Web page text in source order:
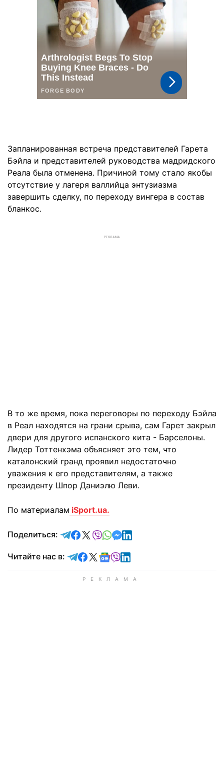
Запланированная встреча представителей Гарета
Бэйла и представителей руководства мадридского
Реала была отменена. Причиной тому стало якобы
отсутствие у лагеря валлийца энтузиазма
завершить сделку, по переходу вингера в состав
бланкос.
РЕКЛАМА
В то же время, пока переговоры по переходу Бэйла
в Реал находятся на грани срыва, сам Гарет закрыл
двери для другого испанского кита - Барселоны.
Лидер Тоттенхэма объясняет это тем, что
каталонский гранд проявил недостаточно
уважения к его представителям, а также
президенту Шпор Даниэлю Леви.
По материалам iSport.ua.
Поделиться: отправить в Telegram
поделиться в Facebook
поделиться в X
отправить в Viber
отправить в Whatsapp
отправить в Messenger
отправить в LinkedIn
Читайте нас в: Читайте в Telegram
Читайте в Facebook
Читайте в X
Читайте в Google news
Читайте в Viber
Читайте в LinkedIn